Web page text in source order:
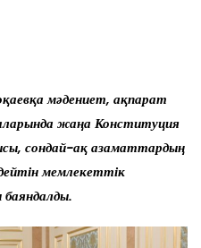
мәдениет, ақпарат
жаңа Конституция
сондай-ақ азаматтардың
мемлекеттік